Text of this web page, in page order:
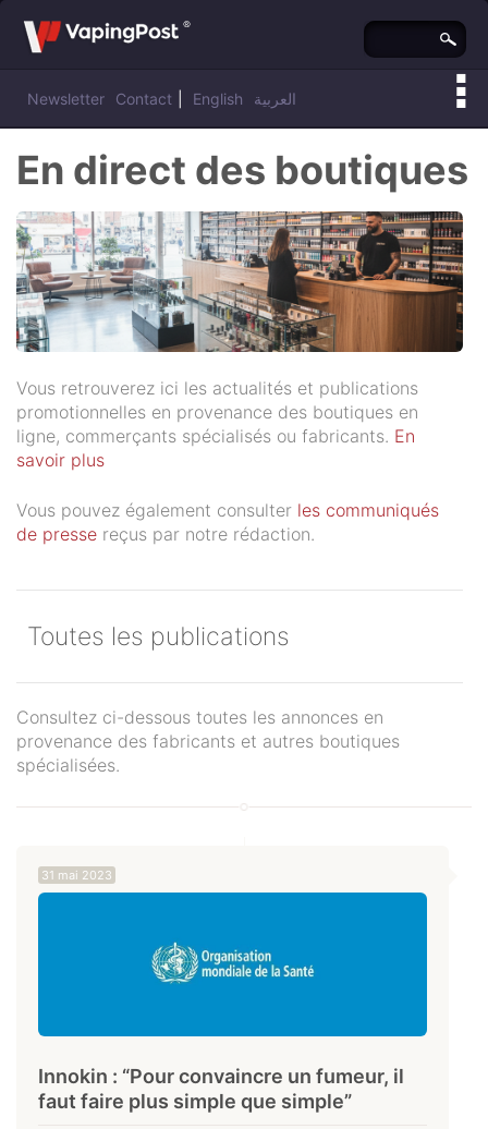
Newsletter Contact English العربية
En direct des boutiques
Vous retrouverez ici les actualités et publications
promotionnelles en provenance des boutiques en
ligne, commerçants spécialisés ou fabricants. En
savoir plus
Vous pouvez également consulter les communiqués
de presse reçus par notre rédaction.
Toutes les publications
Consultez ci-dessous toutes les annonces en
provenance des fabricants et autres boutiques
spécialisées.
31 mai 2023
Innokin : “Pour convaincre un fumeur, il
faut faire plus simple que simple”